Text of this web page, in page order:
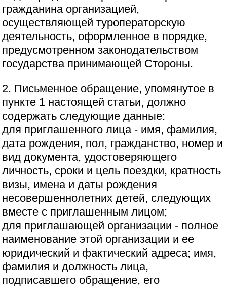
гражданина организацией,
осуществляющей туроператорскую
деятельность, оформленное в порядке,
предусмотренном законодательством
государства принимающей Стороны.
2. Письменное обращение, упомянутое в
пункте 1 настоящей статьи, должно
содержать следующие данные:
для приглашенного лица - имя, фамилия,
дата рождения, пол, гражданство, номер и
вид документа, удостоверяющего
личность, сроки и цель поездки, кратность
визы, имена и даты рождения
несовершеннолетних детей, следующих
вместе с приглашенным лицом;
для приглашающей организации - полное
наименование этой организации и ее
юридический и фактический адреса; имя,
фамилия и должность лица,
подписавшего обращение, его